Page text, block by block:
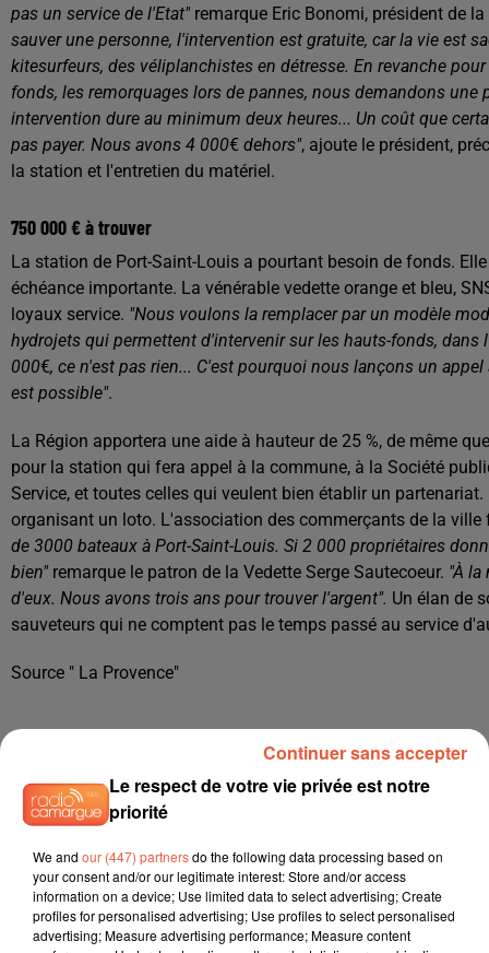
pas un service de l'Etat"remarque Eric Bonomi, président de
sauver une personne, l'intervention est gratuite, car la vie est
kitesurfeurs, des véliplanchistes en détresse. En revanche
fonds, les remorquages lors de pannes, nous demandons
intervention dure au minimum deux heures... Un coût que
pas payer. Nous avons 4 000€ dehors", ajoute le président,
la station et l'entretien du matériel.
750 000 € à trouver
La station de Port-Saint-Louis a pourtant besoin de fonds.
échéance importante. La vénérable vedette orange et bleu,
loyaux service. "Nous voulons la remplacer par un modèle
hydrojets qui permettent d'intervenir sur les hauts-fonds,
000€, ce n'est pas rien... C'est pourquoi nous lançons un
est possible".
La Région apportera une aide à hauteur de 25 %, de même
pour la station qui fera appel à la commune, à la Société
Service, et toutes celles qui veulent bien établir un
organisant un loto. L'association des commerçants de la
de 3000 bateaux à Port-Saint-Louis. Si 2 000 propriétaires
bien"remarque le patron de la Vedette Serge Sautecoeur. "À la
d'eux. Nous avons trois ans pour trouver l'argent". Un élan de
sauveteurs qui ne comptent pas le temps passé au service
Source " La Provence"
Le respect de votre vie privée est notre
priorité
We and our (447) partnersdo the following data processing based on
your consent and/or our legitimate interest: Store and/or access
information on a device; Use limited data to select advertising; Create
profiles for personalised advertising; Use profiles to select personalised
advertising; Measure advertising performance; Measure content
Continuer sans accepter